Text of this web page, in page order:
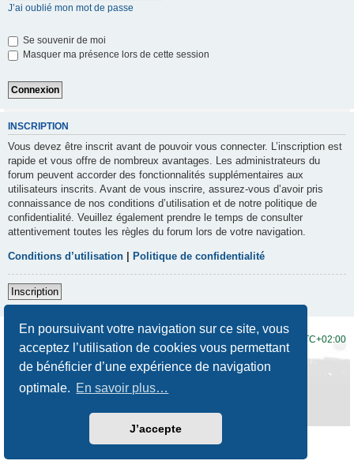
En poursuivant votre navigation sur ce site, vous
acceptez l’utilisation de cookies vous permettant
de bénéficier d’une expérience de navigation
optimale. En savoir plus…
J’accepte
J’ai oublié mon mot de passe
Se souvenir de moi
Masquer ma présence lors de cette session
INSCRIPTION
Vous devez être inscrit avant de pouvoir vous connecter. L’inscription est
rapide et vous offre de nombreux avantages. Les administrateurs du
forum peuvent accorder des fonctionnalités supplémentaires aux
utilisateurs inscrits. Avant de vous inscrire, assurez-vous d’avoir pris
connaissance de nos conditions d’utilisation et de notre politique de
confidentialité. Veuillez également prendre le temps de consulter
attentivement toutes les règles du forum lors de votre navigation.
Conditions d’utilisation Politique de confidentialité
Inscription
UTC+02:00
Développé par phpBB® Forum Software © phpBB Limited
Traduction française officielle
Prosilver New Edition
Confidentialité|Conditions